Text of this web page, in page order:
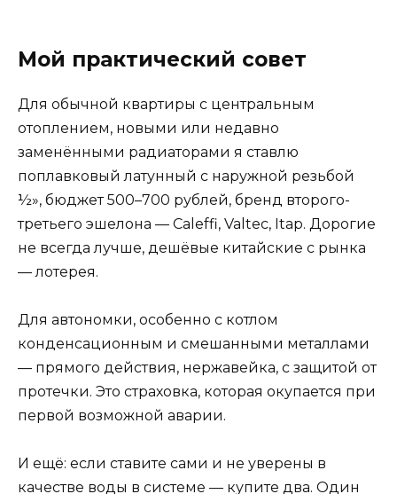
Мой практический совет
Для обычной квартиры с центральным
отоплением, новыми или недавно
заменёнными радиаторами я ставлю
поплавковый латунный с наружной резьбой
½», бюджет 500–700 рублей, бренд второго-
третьего эшелона — Caleffi, Valtec, Itap. Дорогие
не всегда лучше, дешёвые китайские с рынка
— лотерея.
Для автономки, особенно с котлом
конденсационным и смешанными металлами
— прямого действия, нержавейка, с защитой от
протечки. Это страховка, которая окупается при
первой возможной аварии.
И ещё: если ставите сами и не уверены в
качестве воды в системе — купите два. Один